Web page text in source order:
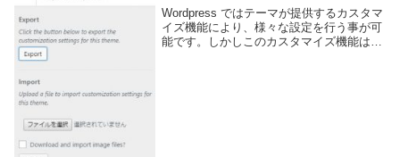
Export/Import
Wordpress ではテーマが提供するカスタマ
イズ機能により、様々な設定を行う事が可
能です。しかしこのカスタマイズ機能は標